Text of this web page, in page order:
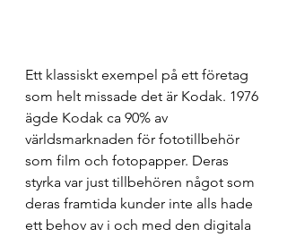
Ett klassiskt exempel på ett företag
som helt missade det är Kodak. 1976
ägde Kodak ca 90% av
världsmarknaden för fototillbehör
som film och fotopapper. Deras
styrka var just tillbehören något som
deras framtida kunder inte alls hade
ett behov av i och med den digitala